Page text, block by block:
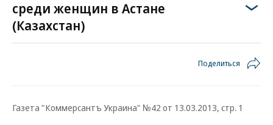
среди женщин в Астане
(Казахстан)
Поделиться
Газета "Коммерсантъ Украина" №42 от 13.03.2013, стр. 1